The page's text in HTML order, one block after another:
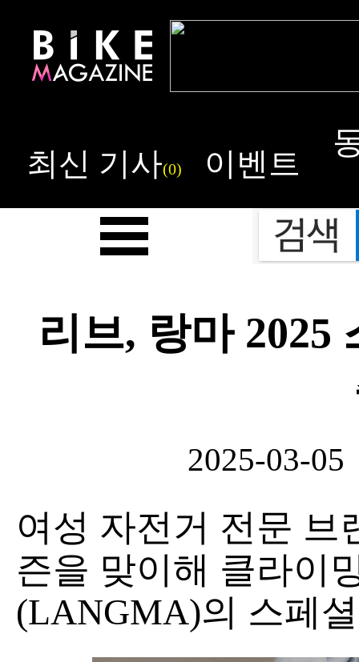
최신 기사(0) 이벤트
리브, 랑마 2025
2025-03-05
여성 자전거 전문 브
즌을 맞이해 클라이
(LANGMA)의 스페